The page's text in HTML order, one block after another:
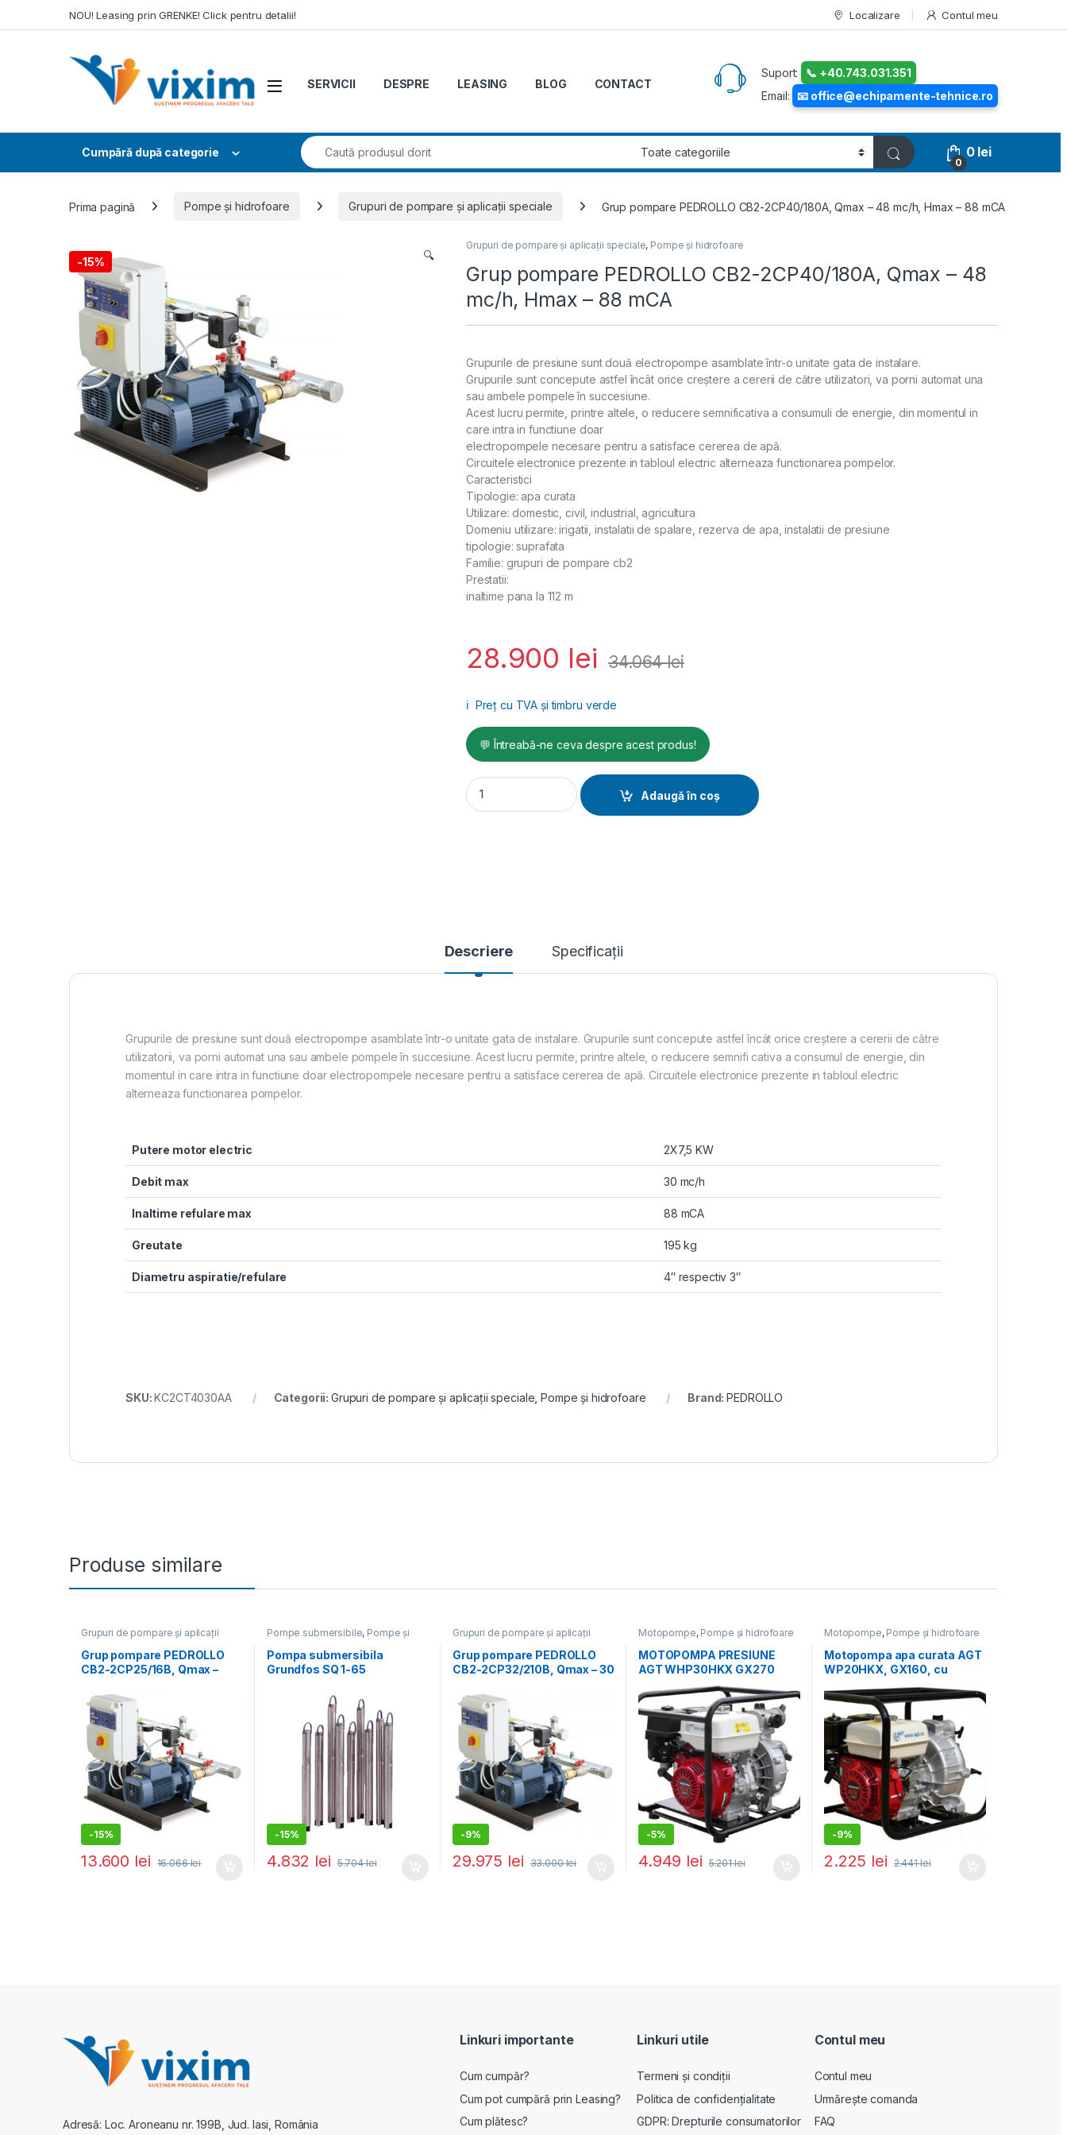
NOU! Leasing prin GRENKE! Click pentru detalii! Localizare Contul meu
SERVICII DESPRE LEASING BLOG CONTACT
Suport:
📞 +40.743.031.351
Email:
📧 office@echipamente-tehnice.ro
Cumpără după categorie
Search for:
0
0 lei
Prima pagină Pompe și hidrofoare Grupuri de pompare și aplicații speciale Grup pompare PEDROLLO CB2-2CP40/180A, Qmax – 48 mc/h, Hmax – 88 mCA
-15% 🔍
Grupuri de pompare și aplicații speciale, Pompe și hidrofoare
Grup pompare PEDROLLO CB2-2CP40/180A, Qmax – 48
mc/h, Hmax – 88 mCA
Grupurile de presiune sunt două electropompe asamblate într-o unitate gata de instalare.
Grupurile sunt concepute astfel încât orice creștere a cererii de către utilizatori, va porni automat una
sau ambele pompele în succesiune.
Acest lucru permite, printre altele, o reducere semnificativa a consumuli de energie, din momentul in
care intra in functiune doar
electropompele necesare pentru a satisface cererea de apă.
Circuitele electronice prezente in tabloul electric alterneaza functionarea pompelor.
Caracteristici
Tipologie: apa curata
Utilizare: domestic, civil, industrial, agricultura
Domeniu utilizare: irigatii, instalatii de spalare, rezerva de apa, instalatii de presiune
tipologie: suprafata
Familie: grupuri de pompare cb2
Prestatii:
inaltime pana la 112 m
28.900 lei 34.064lei
ℹ️ Preț cu TVA și timbru verde
💬 Întreabă-ne ceva despre acest produs!
Grup pompare PEDROLLO CB2-2CP40/180A, Qmax - 48 mc/h, Hmax - 88 mCA quantity
Adaugă în coș
Descriere Specificații
Grupurile de presiune sunt două electropompe asamblate într-o unitate gata de instalare. Grupurile sunt concepute astfel încât orice creștere a cererii de către
utilizatorii, va porni automat una sau ambele pompele în succesiune. Acest lucru permite, printre altele, o reducere semnifi cativa a consumul de energie, din
momentul in care intra in functiune doar electropompele necesare pentru a satisface cererea de apă. Circuitele electronice prezente in tabloul electric
alterneaza functionarea pompelor.
Putere motor electric 2X7,5 KW
Debit max 30 mc/h
Inaltime refulare max 88 mCA
Greutate 195 kg
Diametru aspiratie/refulare 4″ respectiv 3″
SKU:KC2CT4030AA Categorii: Grupuri de pompare și aplicații speciale ,Pompe și hidrofoare Brand:PEDROLLO
Produse similare
Grupuri de pompare și aplicații
speciale
Pompe și hidrofoare
Promoții
Grup pompare PEDROLLO
CB2-2CP25/16B, Qmax –
-15%
13.600 lei 16.066lei
Pompe submersibile, Pompe și
hidrofoare
Pompa submersibila
Grundfos SQ 1-65
-15%
4.832 lei 5.704lei
Grupuri de pompare și aplicații
speciale
Pompe și hidrofoare
Grup pompare PEDROLLO
CB2-2CP32/210B, Qmax – 30
-9%
29.975 lei 33.000lei
Motopompe, Pompe și hidrofoare
MOTOPOMPA PRESIUNE
AGT WHP30HKX GX270
-5%
4.949 lei 5.201lei
Motopompe, Pompe și hidrofoare
Motopompa apa curata AGT
WP20HKX, GX160, cu
-9%
2.225 lei 2.441lei
Adresă: Loc. Aroneanu nr. 199B, Jud. Iasi, România
Linkuri importante
Cum cumpăr?
Cum pot cumpără prin Leasing?
Cum plătesc?
Linkuri utile
Termeni și condiții
Politica de confidențialitate
GDPR: Drepturile consumatorilor
Contul meu
Contul meu
Urmărește comanda
FAQ